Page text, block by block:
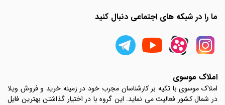
ما را در شبکه های اجتماعی دنبال کنید
املاک موسوی
املاک موسوی با تکیه بر کارشناسان مجرب خود در زمینه خرید و فروش ویلا
در شمال کشور فعالیت می نماید. این گروه با در اختیار گذاشتن بهترین فایل